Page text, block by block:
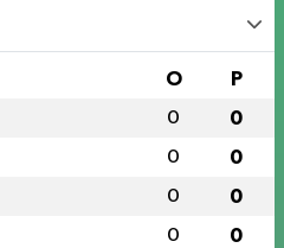
O P
0 0
0 0
0 0
0 0